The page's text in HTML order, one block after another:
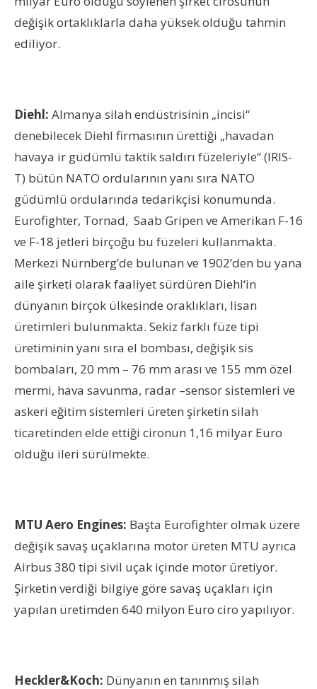
değişik ortaklıklarla daha yüksek olduğu tahmin
ediliyor.
Diehl: Almanya silah endüstrisinin „incisi“
denebilecek Diehl firmasının ürettiği „havadan
havaya ir güdümlü taktik saldırı füzeleriyle“ (IRIS-
T) bütün NATO ordularının yanı sıra NATO
güdümlü ordularında tedarikçisi konumunda.
Eurofighter, Tornad, Saab Gripen ve Amerikan F-16
ve F-18 jetleri birçoğu bu füzeleri kullanmakta.
Merkezi Nürnberg’de bulunan ve 1902’den bu yana
aile şirketi olarak faaliyet sürdüren Diehl‘in
dünyanın birçok ülkesinde oraklıkları, lisan
üretimleri bulunmakta. Sekiz farklı füze tipi
üretiminin yanı sıra el bombası, değişik sis
bombaları, 20 mm – 76 mm arası ve 155 mm özel
mermi, hava savunma, radar –sensor sistemleri ve
askeri eğitim sistemleri üreten şirketin silah
ticaretinden elde ettiği cironun 1,16 milyar Euro
olduğu ileri sürülmekte.
MTU Aero Engines: Başta Eurofighter olmak üzere
değişik savaş uçaklarına motor üreten MTU ayrıca
Airbus 380 tipi sivil uçak içinde motor üretiyor.
Şirketin verdiği bilgiye göre savaş uçakları için
yapılan üretimden 640 milyon Euro ciro yapılıyor.
Heckler&Koch: Dünyanın en tanınmış silah